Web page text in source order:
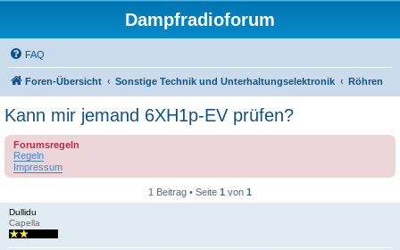
Dampfradioforum
FAQ
Foren-Übersicht Sonstige Technik und Unterhaltungselektronik Röhren
Kann mir jemand 6XH1p-EV prüfen?
Forumsregeln
Regeln
Impressum
1 Beitrag • Seite 1 von 1
Dullidu
Capella